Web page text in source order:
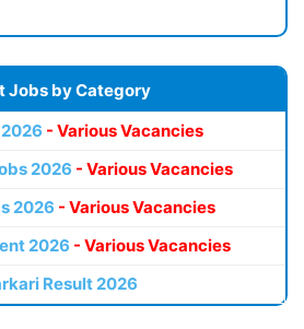
Jobs by Category
- Various Vacancies
2026 - Various Vacancies
2026 - Various Vacancies
2026 - Various Vacancies
Result 2026